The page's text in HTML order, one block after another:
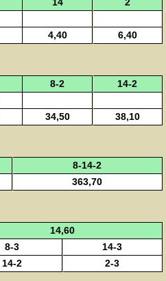
4,40 6,40
8-2
14-2
34,50 38,10
8-14-2
363,70
14,60
8-3
14-3
14-2 2-3